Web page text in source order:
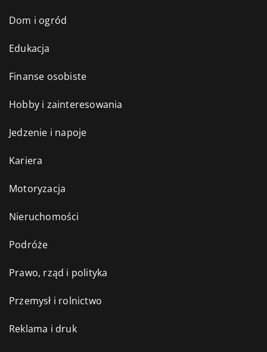
Dom i ogród
Edukacja
Finanse osobiste
Hobby i zainteresowania
Jedzenie i napoje
Kariera
Motoryzacja
Nieruchomości
Podróże
Prawo, rząd i polityka
Przemysł i rolnictwo
Reklama i druk